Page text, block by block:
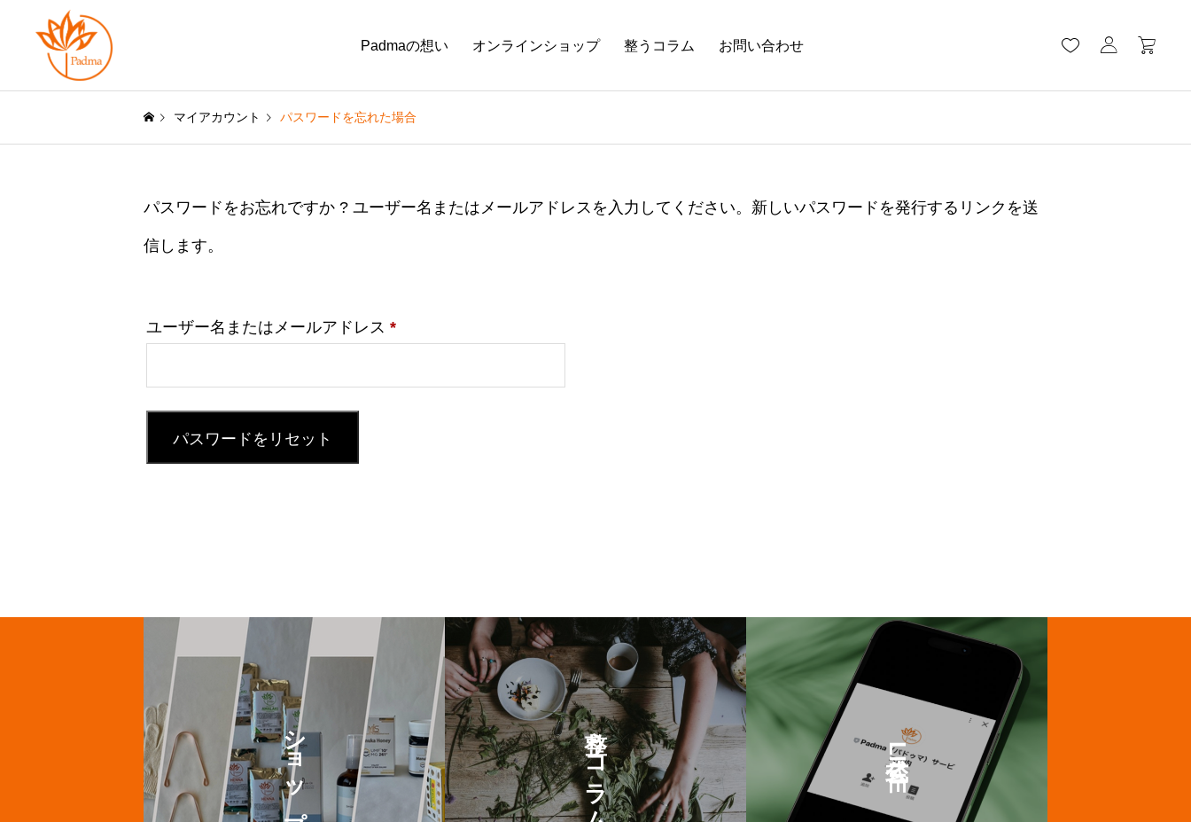
Padmaの想い オンラインショップ 整うコラム お問い合わせ
マイアカウント パスワードを忘れた場合
パスワードをお忘れですか ? ユーザー名またはメールアドレスを入力してください。新しいパスワードを発行するリンクを送
信します。
ユーザー名またはメールアドレス *必
パスワードをリセット
ショップ 整うコラム 公式LINE